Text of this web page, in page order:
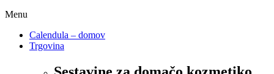
Menu
Calendula – domov
Trgovina